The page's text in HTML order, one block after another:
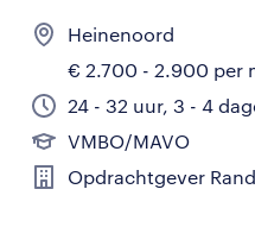
Heinenoord
€ 2.700 - 2.900 per
24 - 32 uur, 3 - 4
VMBO/MAVO
Opdrachtgever